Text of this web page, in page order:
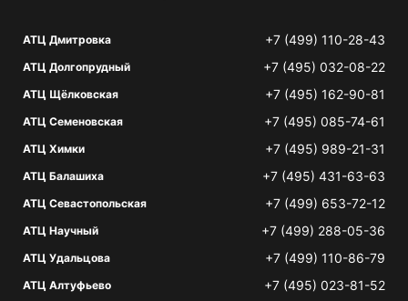
АТЦ Дмитровка +7 (499) 110-28-43
АТЦ Долгопрудный +7 (495) 032-08-22
АТЦ Щёлковская +7 (495) 162-90-81
АТЦ Семеновская +7 (495) 085-74-61
АТЦ Химки +7 (495) 989-21-31
АТЦ Балашиха +7 (495) 431-63-63
АТЦ Севастопольская +7 (499) 653-72-12
АТЦ Научный +7 (499) 288-05-36
АТЦ Удальцова +7 (499) 110-86-79
АТЦ Алтуфьево +7 (495) 023-81-52